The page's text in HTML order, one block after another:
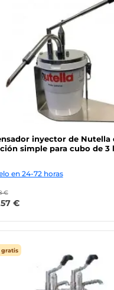
inyector de Nutella
simple para cubo de 3
en 24-72 horas
€
€
gratis